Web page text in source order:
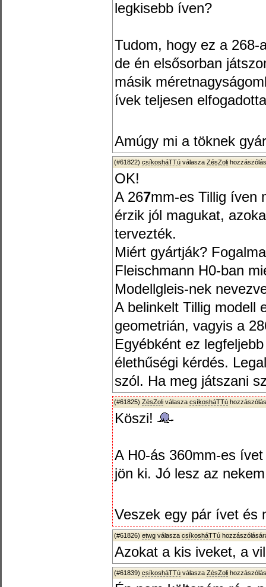
legkisebb íven?
Tudom, hogy ez a
de én elsősorban
másik
ívek teljesen
Amúgy mi a töknek
(#61822) csíkosháTTú válasza ZésZoli
OK!
A 267mm-es Tillig íven
érzik jól magukat,
tervezték.
Miért gyártják?
Fleischmann H0-ban
Modellgleis-nek
A belinkelt Tillig modell
geometrián, vagyis a
Egyébként ez
élethűségi kérdés.
szól. Ha meg játszani
(#61825) ZésZoli válasza csíkosháTTú
Köszi!
A H0-ás 360mm-es
jön ki. Jó lesz az
Veszek egy pár ívet és
(#61826) etwg válasza csíkosháTTú
Azokat a kis iveket, a
(#61839) csíkosháTTú válasza ZésZoli